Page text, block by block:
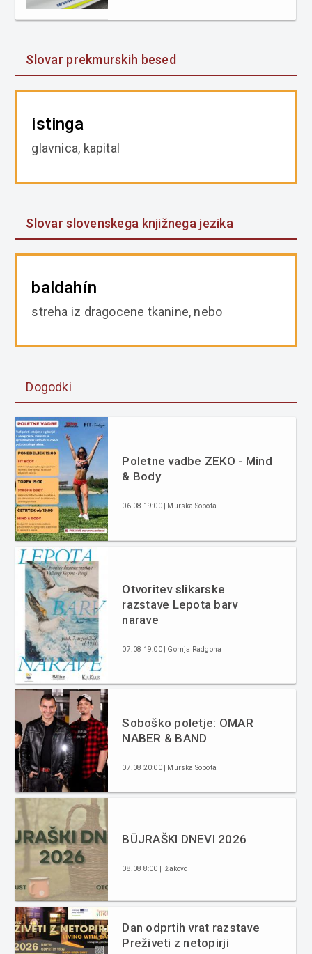
Slovar prekmurskih besed
istinga
glavnica, kapital
Slovar slovenskega knjižnega jezika
baldahín
streha iz dragocene tkanine, nebo
Dogodki
Poletne vadbe ZEKO - Mind
& Body
06.08 19:00 | Murska Sobota
Otvoritev slikarske
razstave Lepota barv
narave
07.08 19:00 | Gornja Radgona
Soboško poletje: OMAR
NABER & BAND
07.08 20:00 | Murska Sobota
BÜJRAŠKI DNEVI 2026
08.08 8:00 | Ižakovci
Dan odprtih vrat razstave
Preživeti z netopirji